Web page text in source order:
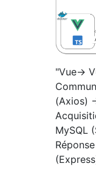
"Vue->
(Axios)
MySQL